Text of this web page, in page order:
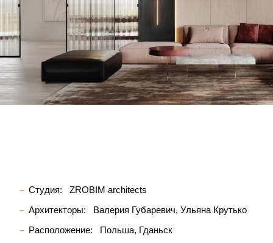
Студия:
ZROBIM architects
Архитекторы:
Валерия Губаревич Ульяна Крутько
Расположение:
Польша, Гданьск